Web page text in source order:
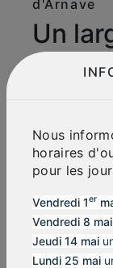
Nous
horaires
pour les
Vendredi 1er
Vendredi 8 mai
Jeudi 14 mai
Lundi 25 mai
d'Arnave
Un
Découvrez
d'arbres
près de
allées, vous
arbustes,
fruitiers,
cactus
,
saison.